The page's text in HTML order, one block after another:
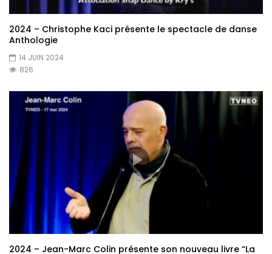
2024 – Christophe Kaci présente le spectacle de danse
Anthologie
14 JUIN 2024
826
2024 – Jean-Marc Colin présente son nouveau livre “La